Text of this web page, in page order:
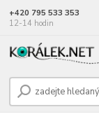
+420 795 533 353
12-14 hodin